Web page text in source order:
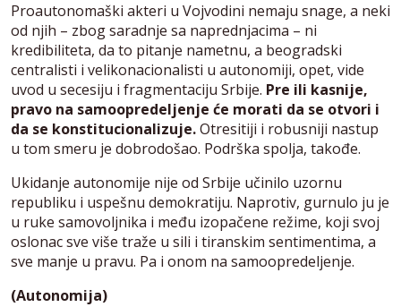
Proautonomaški akteri u Vojvodini nemaju snage, a neki
od njih – zbog saradnje sa naprednjacima – ni
kredibiliteta, da to pitanje nametnu, a beogradski
centralisti i velikonacionalisti u autonomiji, opet, vide
uvod u secesiju i fragmentaciju Srbije. Pre ili kasnije,
pravo na samoopredeljenje će morati da se otvori i
da se konstitucionalizuje.Otresitiji i robusniji nastup
u tom smeru je dobrodošao. Podrška spolja, takođe.
Ukidanje autonomije nije od Srbije učinilo uzornu
republiku i uspešnu demokratiju. Naprotiv, gurnulo ju je
u ruke samovoljnika i među izopačene režime, koji svoj
oslonac sve više traže u sili i tiranskim sentimentima, a
sve manje u pravu. Pa i onom na samoopredeljenje.
(Autonomija)